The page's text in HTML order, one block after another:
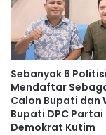
Sebanyak 6
Mendaftar
Calon Bupati dan
Bupati DPC Partai
Demokrat Kutim